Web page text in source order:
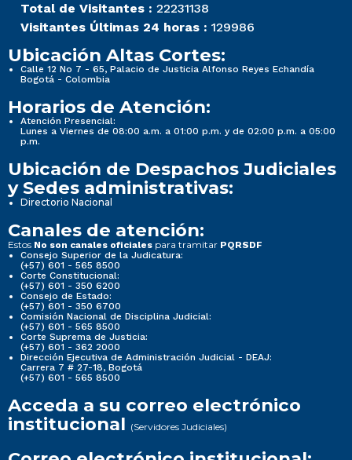
Total de Visitantes : 22231138
Visitantes Últimas 24 horas : 129986
Ubicación Altas Cortes:
Calle 12 No 7 - 65, Palacio de Justicia Alfonso Reyes Echandía
Bogotá - Colombia
Horarios de Atención:
Atención Presencial:
Lunes a Viernes de 08:00 a.m. a 01:00 p.m. y de 02:00 p.m. a 05:00
p.m.
Ubicación de Despachos Judiciales
y Sedes administrativas:
Directorio Nacional
Canales de atención:
Estos No son canales oficiales para tramitar PQRSDF
Consejo Superior de la Judicatura:
(+57) 601 - 565 8500
Corte Constitucional:
(+57) 601 - 350 6200
Consejo de Estado:
(+57) 601 - 350 6700
Comisión Nacional de Disciplina Judicial:
(+57) 601 - 565 8500
Corte Suprema de Justicia:
(+57) 601 - 362 2000
Dirección Ejecutiva de Administración Judicial - DEAJ:
Carrera 7 # 27-18, Bogotá
(+57) 601 - 565 8500
Acceda a su correo electrónico
institucional (Servidores Judiciales)